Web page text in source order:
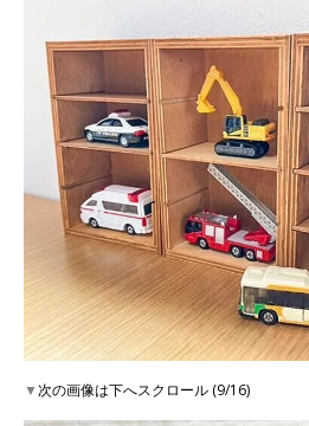
▼次の画像は下へスクロール (9/16)